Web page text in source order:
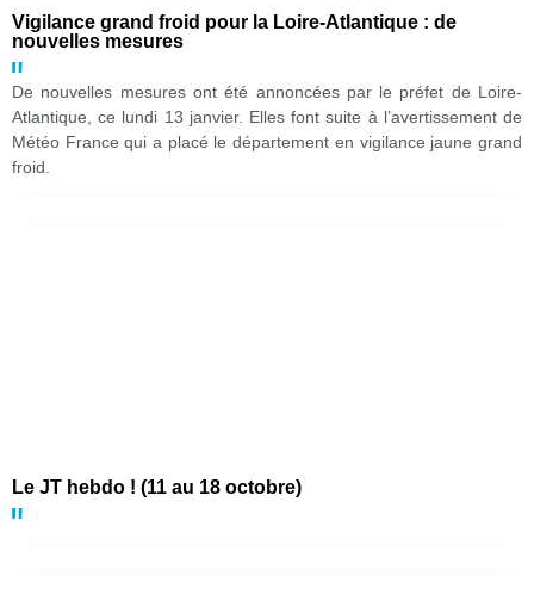
Vigilance grand froid pour la Loire-Atlantique : de
nouvelles mesures
De nouvelles mesures ont été annoncées par le préfet de Loire-
Atlantique, ce lundi 13 janvier. Elles font suite à l’avertissement de
Météo France qui a placé le département en vigilance jaune grand
froid.
Le JT hebdo ! (11 au 18 octobre)